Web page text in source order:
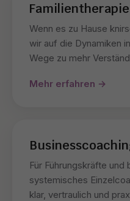
Familientherapie
Wenn es zu Hause
wir auf die Dynamiken
Wege zu mehr
Mehr erfahren →
Für Führungskräfte
systemisches
klar, vertraulich und